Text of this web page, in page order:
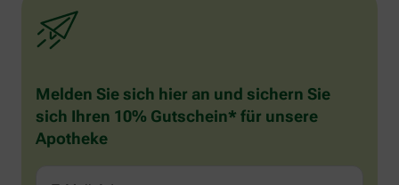
Melden Sie sich hier an und sichern Sie
sich Ihren 10% Gutschein* für unsere
Apotheke